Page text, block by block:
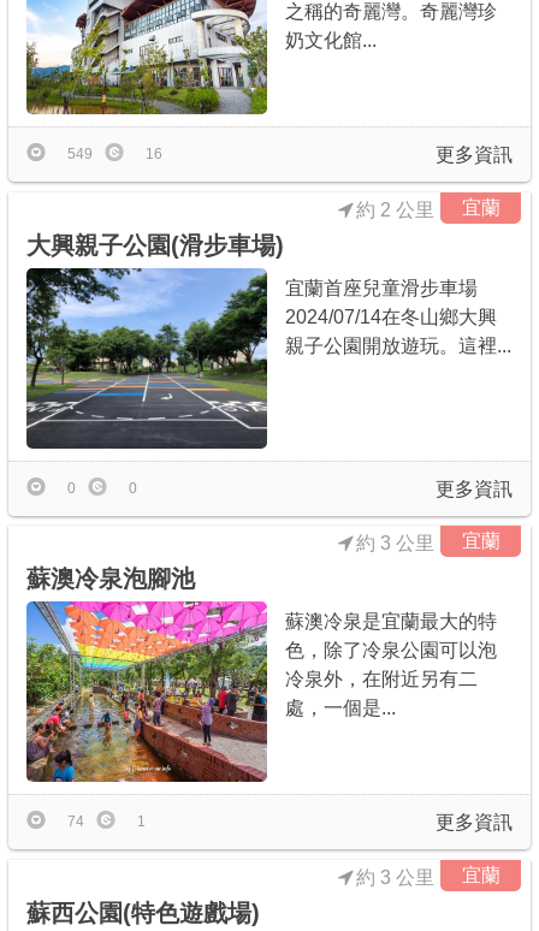
之稱的奇麗灣。奇麗灣珍
奶文化館...
更多資訊
549 16
宜蘭
約 2 公里
大興親子公園(滑步車場)
宜蘭首座兒童滑步車場
2024/07/14在冬山鄉大興
親子公園開放遊玩。這裡...
更多資訊
0 0
宜蘭
約 3 公里
蘇澳冷泉泡腳池
蘇澳冷泉是宜蘭最大的特
色，除了冷泉公園可以泡
冷泉外，在附近另有二
處，一個是...
更多資訊
74 1
宜蘭
約 3 公里
蘇西公園(特色遊戲場)